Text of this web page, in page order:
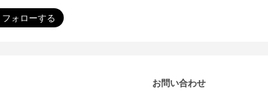
お問い合わせ